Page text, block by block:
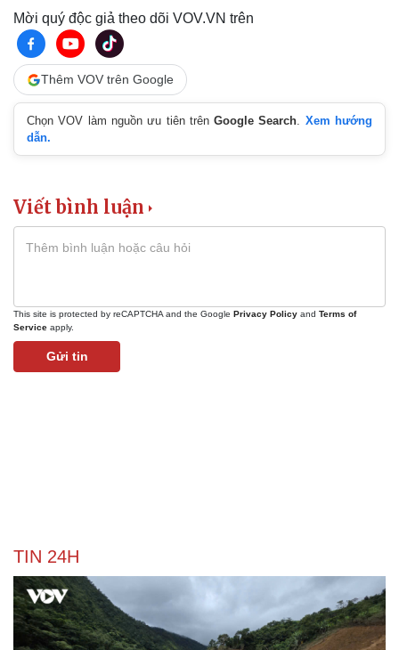
Pháp luật
Vụ án
Tin nóng
Tư vấn luật
Mời quý độc giả theo dõi VOV.VN trên
Thêm VOV trên Google
Chọn VOV làm nguồn ưu tiên trênGoogle Search. Xem hướng
dẫn.
Viết bình luận
This site is protected by reCAPTCHA and the Google Privacy Policy and Terms of
Service apply.
Gửi tin
TIN 24H